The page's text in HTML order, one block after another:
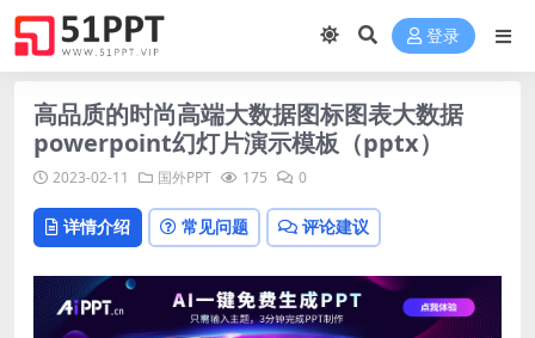
登录
高品质的时尚高端大数据图标图表大数据
powerpoint幻灯片演示模板（pptx）
2023-02-11 国外PPT 175 0
详情介绍 常见问题 评论建议